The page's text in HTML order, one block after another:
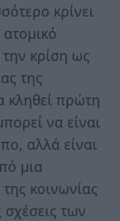
κρίνει
κρίση ως
της
κληθεί πρώτη
να είναι
αλλά είναι
μια
κοινωνίας
σχέσεις των